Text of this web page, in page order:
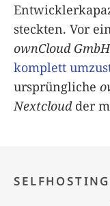
steckten. Vor
ownCloud GmbH
komplett
ursprüngliche
Nextcloudder
SELFHOSTING